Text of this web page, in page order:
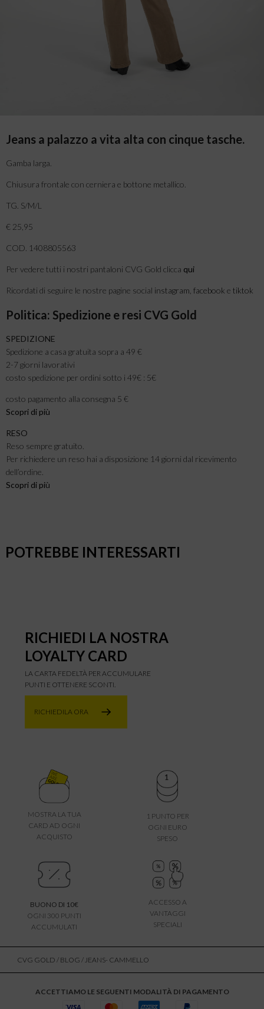
Jeans a palazzo a vita alta con cinque tasche.
Gamba larga.
Chiusura frontale con cerniera e bottone metallico.
TG. S/M/L
€ 25,95
COD. 1408805563
Per vedere tutti i nostri pantaloni CVG Gold clicca qui
Ricordati di seguire le nostre pagine social instagram facebook e tiktok
Politica: Spedizione e resi CVG Gold
SPEDIZIONE
Spedizione a casa gratuita sopra a 49 €
2-7 giorni lavorativi
costo spedizione per ordini sotto i 49€ : 5€
costo pagamento alla consegna 5 €
Scopri di più
RESO
Reso sempre gratuito.
Per richiedere un reso hai a disposizione 14 giorni dal ricevimento
dell’ordine.
Scopri di più
POTREBBE INTERESSARTI
RICHIEDI LA NOSTRA
LOYALTY CARD
LA CARTA FEDELTÀ PER ACCUMULARE
PUNTI E OTTENERE SCONTI.
RICHIEDILA ORA
MOSTRA LA TUA
CARD AD OGNI
ACQUISTO
1 PUNTO PER
OGNI EURO
SPESO
BUONO DI 10€
OGNI 300 PUNTI
ACCUMULATI
ACCESSO A
VANTAGGI
SPECIALI
CVG GOLD / BLOG / JEANS- CAMMELLO
ACCETTIAMO LE SEGUENTI MODALITÀ DI PAGAMENTO